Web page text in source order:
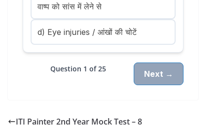
वाष्प को सांस में लेने से
d) Eye injuries / आंखों की चोटें
Question 1 of 25
Next →
ITI Painter 2nd Year Mock Test – 8